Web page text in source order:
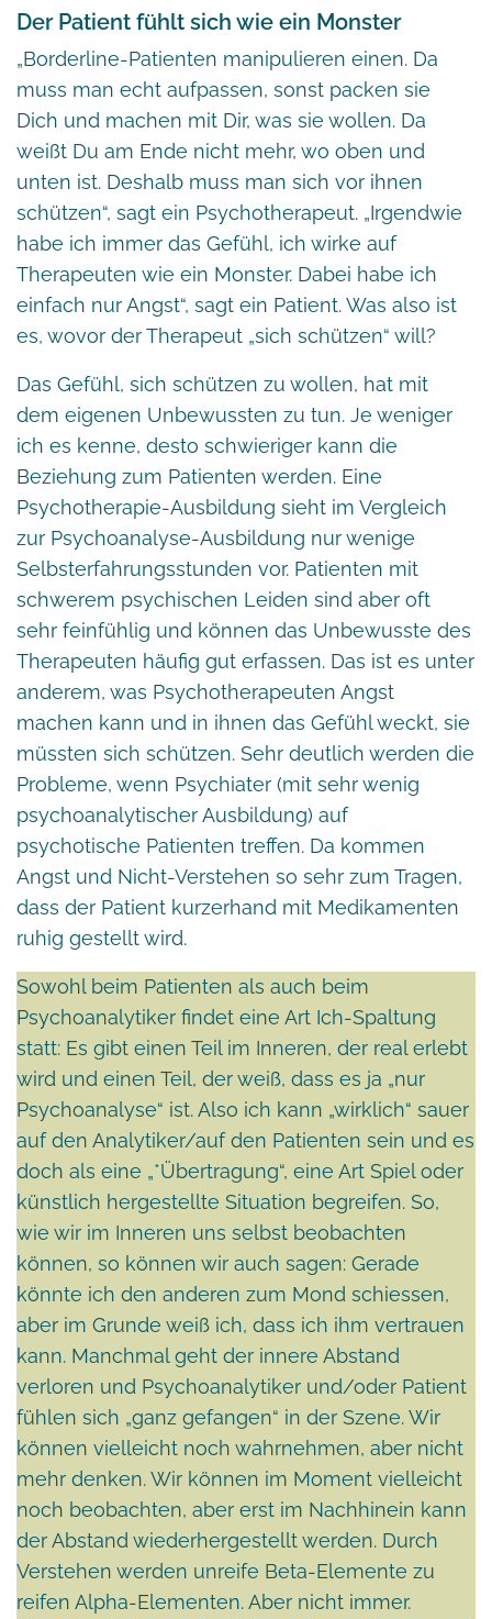
Der Patient fühlt sich wie ein Monster
„Borderline-Patienten manipulieren einen. Da
muss man echt aufpassen, sonst packen sie
Dich und machen mit Dir, was sie wollen. Da
weißt Du am Ende nicht mehr, wo oben und
unten ist. Deshalb muss man sich vor ihnen
schützen“, sagt ein Psychotherapeut. „Irgendwie
habe ich immer das Gefühl, ich wirke auf
Therapeuten wie ein Monster. Dabei habe ich
einfach nur Angst“, sagt ein Patient. Was also ist
es, wovor der Therapeut „sich schützen“ will?
Das Gefühl, sich schützen zu wollen, hat mit
dem eigenen Unbewussten zu tun. Je weniger
ich es kenne, desto schwieriger kann die
Beziehung zum Patienten werden. Eine
Psychotherapie-Ausbildung sieht im Vergleich
zur Psychoanalyse-Ausbildung nur wenige
Selbsterfahrungsstunden vor. Patienten mit
schwerem psychischen Leiden sind aber oft
sehr feinfühlig und können das Unbewusste des
Therapeuten häufig gut erfassen. Das ist es unter
anderem, was Psychotherapeuten Angst
machen kann und in ihnen das Gefühl weckt, sie
müssten sich schützen. Sehr deutlich werden die
Probleme, wenn Psychiater (mit sehr wenig
psychoanalytischer Ausbildung) auf
psychotische Patienten treffen. Da kommen
Angst und Nicht-Verstehen so sehr zum Tragen,
dass der Patient kurzerhand mit Medikamenten
ruhig gestellt wird.
Sowohl beim Patienten als auch beim
Psychoanalytiker findet eine Art Ich-Spaltung
statt: Es gibt einen Teil im Inneren, der real erlebt
wird und einen Teil, der weiß, dass es ja „nur
Psychoanalyse“ ist. Also ich kann „wirklich“ sauer
auf den Analytiker/auf den Patienten sein und es
doch als eine „*Übertragung“, eine Art Spiel oder
künstlich hergestellte Situation begreifen. So,
wie wir im Inneren uns selbst beobachten
können, so können wir auch sagen: Gerade
könnte ich den anderen zum Mond schiessen,
aber im Grunde weiß ich, dass ich ihm vertrauen
kann. Manchmal geht der innere Abstand
verloren und Psychoanalytiker und/oder Patient
fühlen sich „ganz gefangen“ in der Szene. Wir
können vielleicht noch wahrnehmen, aber nicht
mehr denken. Wir können im Moment vielleicht
noch beobachten, aber erst im Nachhinein kann
der Abstand wiederhergestellt werden. Durch
Verstehen werden unreife Beta-Elemente zu
reifen Alpha-Elementen. Aber nicht immer.